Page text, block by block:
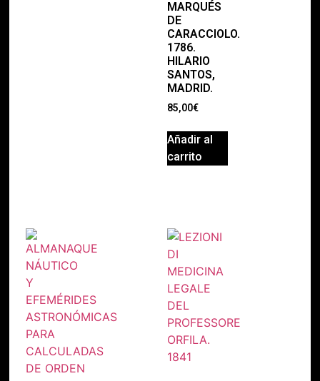
MARQUÉS
DE
CARACCIOLO.
1786.
HILARIO
SANTOS,
MADRID.
85,00€
Añadir al
carrito